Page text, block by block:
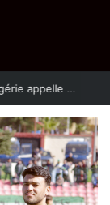
Protection de la ville sainte d’El-Qods : l’Algérie appelle à une action collective